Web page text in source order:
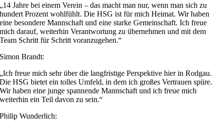
„14 Jahre bei einem Verein – das macht man nur, wenn man sich zu
hundert Prozent wohlfühlt. Die HSG ist für mich Heimat. Wir haben
eine besondere Mannschaft und eine starke Gemeinschaft. Ich freue
mich darauf, weiterhin Verantwortung zu übernehmen und mit dem
Team Schritt für Schritt voranzugehen.“
Simon Brandt:
„Ich freue mich sehr über die langfristige Perspektive hier in Rodgau.
Die HSG bietet ein tolles Umfeld, in dem ich großes Vertrauen spüre.
Wir haben eine junge spannende Mannschaft und ich freue mich
weiterhin ein Teil davon zu sein.“
Philip Wunderlich: